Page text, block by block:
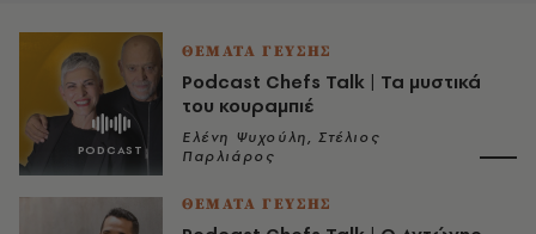
ΘΕΜΑΤΑ ΓΕΥΣΗΣ
Podcast Chefs Talk | Τα μυστικά
του κουραμπιέ
Ελένη Ψυχούλη, Στέλιος
Παρλιάρος
ΘΕΜΑΤΑ ΓΕΥΣΗΣ